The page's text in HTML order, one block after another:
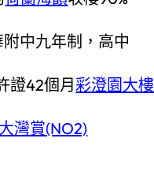
中九年制，高中
證42個月彩澄園大樓
灣賞(NO2)